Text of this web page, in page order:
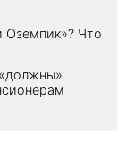
Оземпик»? Что